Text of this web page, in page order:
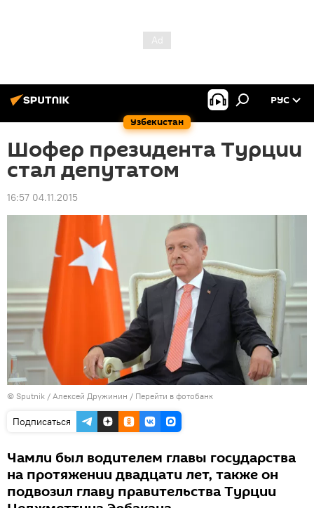
Узбекистан
РУС
Шофер президента Турции
стал депутатом
16:57 04.11.2015
© Sputnik / Алексей Дружинин / Перейти в фотобанк
Подписаться
Чамли был водителем главы государства
на протяжении двадцати лет, также он
подвозил главу правительства Турции